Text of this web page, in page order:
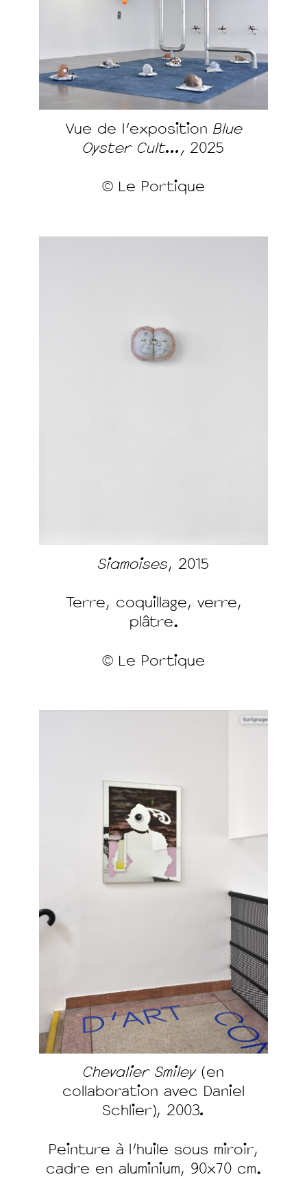
Vue de l'exposition Blue
Oyster Cult..., 2025
© Le Portique
Siamoises, 2015
Terre, coquillage, verre,
plâtre.
© Le Portique
Chevalier Smiley(en
collaboration avec Daniel
Schlier), 2003.
Peinture à l'huile sous miroir,
cadre en aluminium, 90x70 cm.